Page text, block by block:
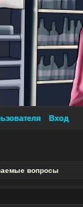
Вход
вопросы